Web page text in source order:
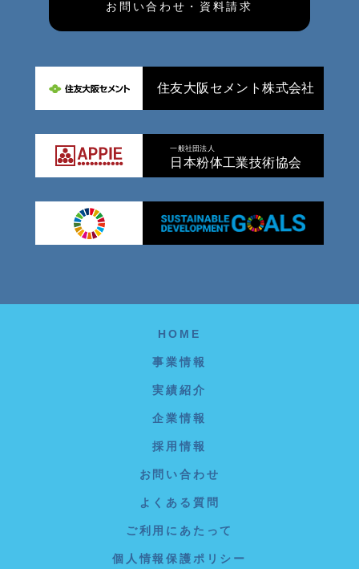
お問い合わせ・資料請求
住友大阪セメント株式会社
一般社団法人
日本粉体工業技術協会
HOME
事業情報
実績紹介
企業情報
採用情報
お問い合わせ
よくある質問
ご利用にあたって
個人情報保護ポリシー